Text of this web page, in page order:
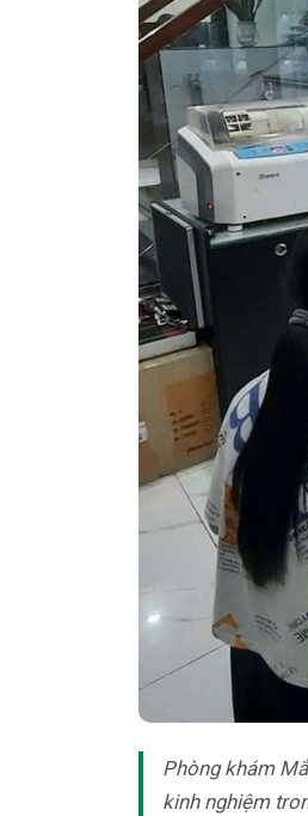
Phòng khám
kinh nghiệm